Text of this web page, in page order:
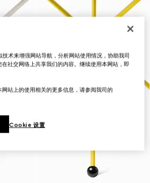
术来增强网站导航，分析网站使用情况，协助我司
社交网络上共享我们的内容。继续使用本网站，即
站上的使用相关的更多信息，请参阅我司的
Cookie 设置